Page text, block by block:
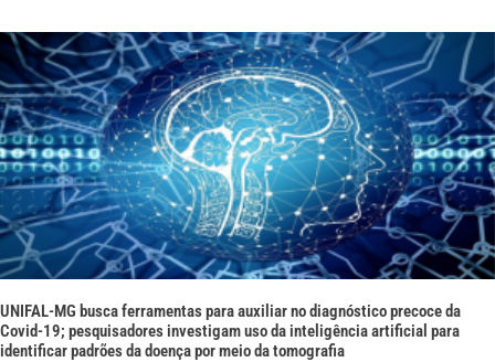
UNIFAL-MG busca ferramentas para auxiliar no diagnóstico precoce da
Covid-19; pesquisadores investigam uso da inteligência artificial para
identificar padrões da doença por meio da tomografia